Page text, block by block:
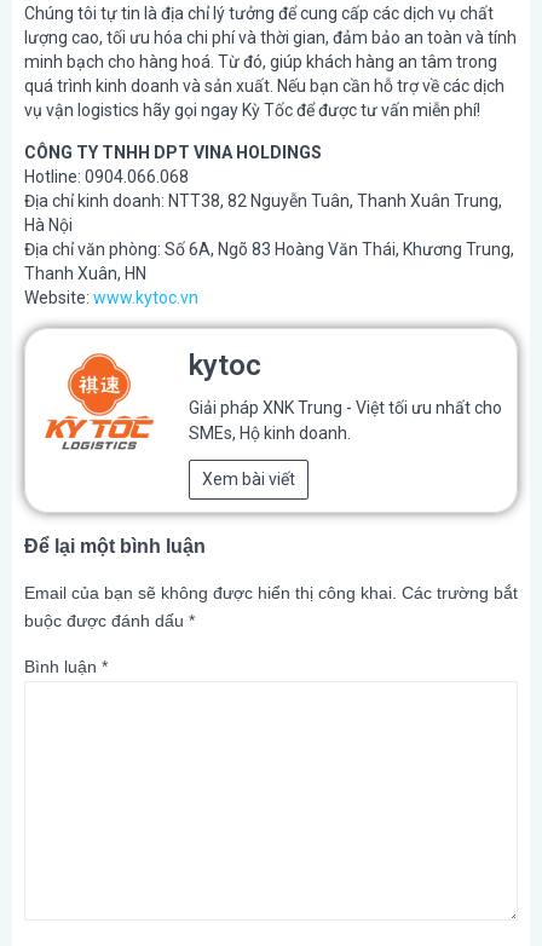
Chúng tôi tự tin là địa chỉ lý tưởng để cung cấp các dịch vụ chất
lượng cao, tối ưu hóa chi phí và thời gian, đảm bảo an toàn và tính
minh bạch cho hàng hoá. Từ đó, giúp khách hàng an tâm trong
quá trình kinh doanh và sản xuất. Nếu bạn cần hỗ trợ về các dịch
vụ vận logistics hãy gọi ngay Kỳ Tốc để được tư vấn miễn phí!
CÔNG TY TNHH DPT VINA HOLDINGS
Hotline: 0904.066.068
Địa chỉ kinh doanh: NTT38, 82 Nguyễn Tuân, Thanh Xuân Trung,
Hà Nội
Địa chỉ văn phòng: Số 6A, Ngõ 83 Hoàng Văn Thái, Khương Trung,
Thanh Xuân, HN
Website: www.kytoc.vn
kytoc
Giải pháp XNK Trung - Việt tối ưu nhất cho
SMEs, Hộ kinh doanh.
Xem bài viết
Để lại một bình luận
Email của bạn sẽ không được hiển thị công khai. Các trường bắt
buộc được đánh dấu *
Bình luận *